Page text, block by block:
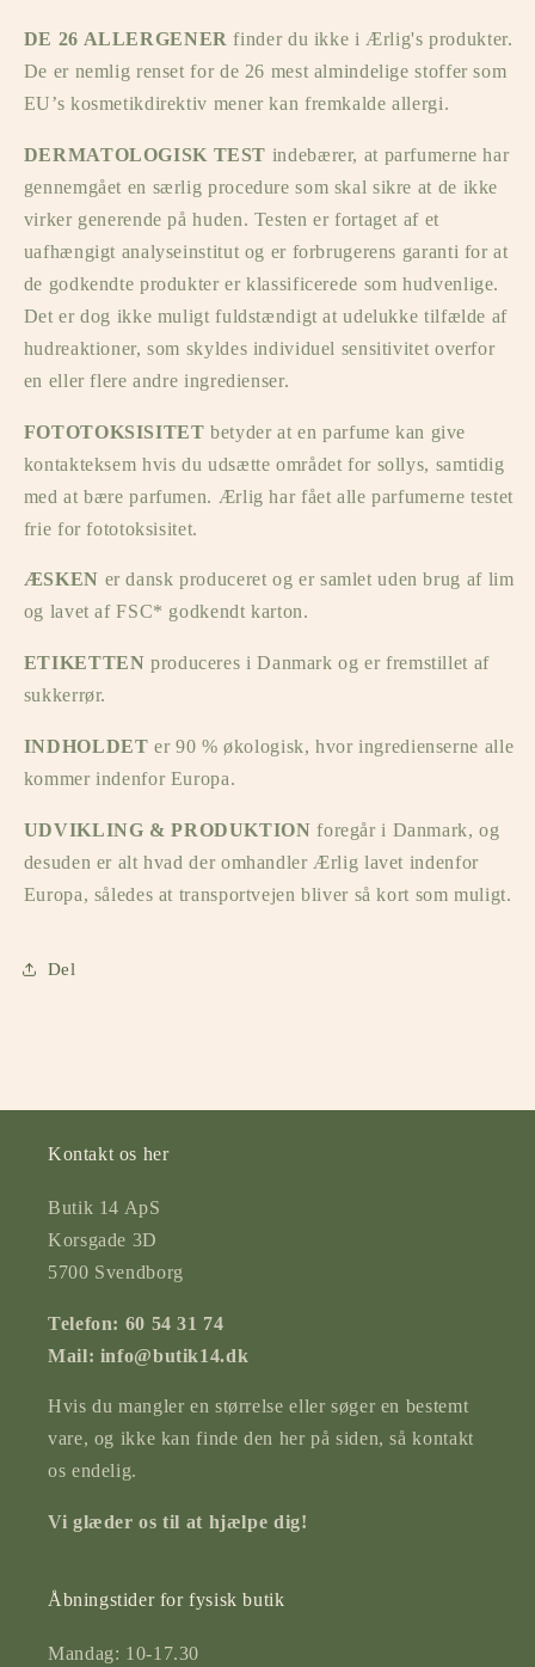
DE 26 ALLERGENERfinder du ikke i Ærlig's produkter.
De er nemlig renset for de 26 mest almindelige stoffer som
EU’s kosmetikdirektiv mener kan fremkalde allergi.
DERMATOLOGISK TEST indebærer, at parfumerne har
gennemgået en særlig procedure som skal sikre at de ikke
virker generende på huden. Testen er fortaget af et
uafhængigt analyseinstitut og er forbrugerens garanti for at
de godkendte produkter er klassificerede som hudvenlige.
Det er dog ikke muligt fuldstændigt at udelukke tilfælde af
hudreaktioner, som skyldes individuel sensitivitet overfor
en eller flere andre ingredienser.
FOTOTOKSISITET betyder at en parfume kan give
kontakteksem hvis du udsætte området for sollys, samtidig
med at bære parfumen. Ærlig har fået alle parfumerne testet
frie for fototoksisitet.
ÆSKEN er dansk produceret og er samlet uden brug af lim
og lavet af FSC* godkendt karton.
ETIKETTEN produceres i Danmark og er fremstillet af
sukkerrør.
INDHOLDETer 90 % økologisk, hvor ingredienserne alle
kommer indenfor Europa.
UDVIKLING & PRODUKTION foregår i Danmark, og
desuden er alt hvad der omhandler Ærlig lavet indenfor
Europa, således at transportvejen bliver så kort som muligt.
Del
Kontakt os her
Butik 14 ApS
Korsgade 3D
5700 Svendborg
Telefon: 60 54 31 74
Mail: info@butik14.dk
Hvis du mangler en størrelse eller søger en bestemt
vare, og ikke kan finde den her på siden, så kontakt
os endelig.
Vi glæder os til at hjælpe dig!
Åbningstider for fysisk butik
Mandag: 10-17.30